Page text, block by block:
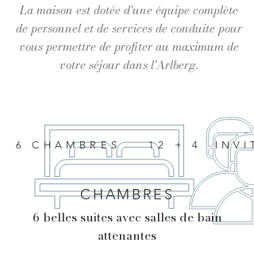
La maison est dotée d'une équipe complète
de personnel et de services de conduite pour
vous permettre de profiter au maximum de
votre séjour dans l'Arlberg.
6 CHAMBRES 12 + 4
CHAMBRES
6 belles suites avec salles de bain
attenantes